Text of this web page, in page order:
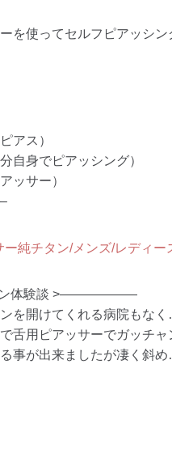
を使ってセルフピアッシ
アス）
自身でピアッシング）
ッサー）
ン体験談 >——————
を開けてくれる病院もな
舌用ピアッサーでガッチャ
事が出来ましたが凄く斜